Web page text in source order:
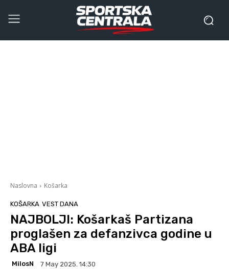
Naslovna Košarka
KOŠARKA VEST DANA
NAJBOLJI: Košarkaš Partizana
proglašen za defanzivca godine u
ABA ligi
MilosN 7 May 2025. 14:30